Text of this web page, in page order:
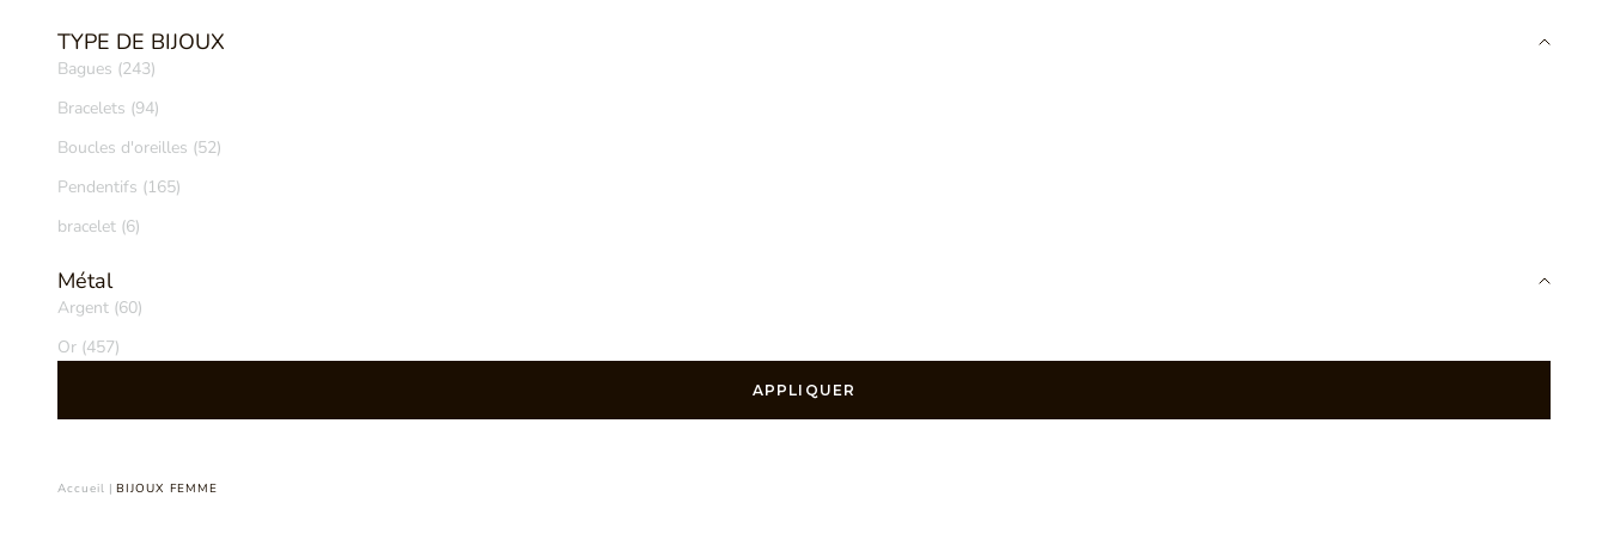
TYPE DE BIJOUX
Bagues (243)
Bracelets (94)
Boucles d'oreilles (52)
Pendentifs (165)
bracelet (6)
Métal
Argent (60)
Or (457)
APPLIQUER
Accueil | BIJOUX FEMME